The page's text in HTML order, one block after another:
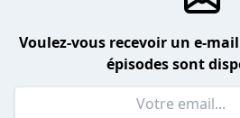
Voulez-vous recevoir un e-
épisodes sont